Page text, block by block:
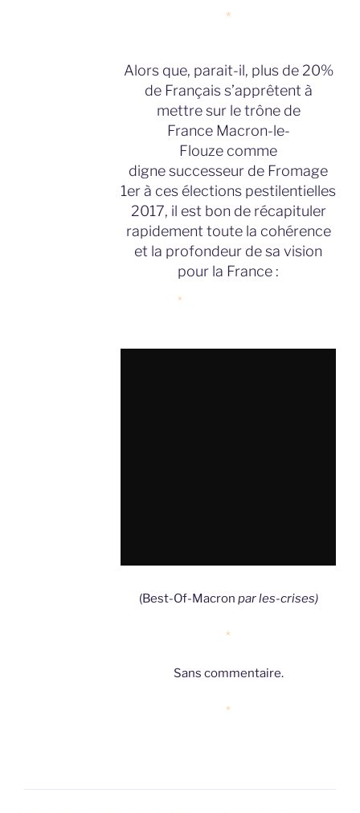
*
Alors que, parait-il, plus de 20%
de Français s’apprêtent à
mettre sur le trône de
France Macron-le-
Flouze comme
digne successeur de Fromage
1er à ces élections pestilentielles
2017, il est bon de récapituler
rapidement toute la cohérence
et la profondeur de sa vision
pour la France :
*
(Best-Of-Macron par les-crises)
*
Sans commentaire.
*